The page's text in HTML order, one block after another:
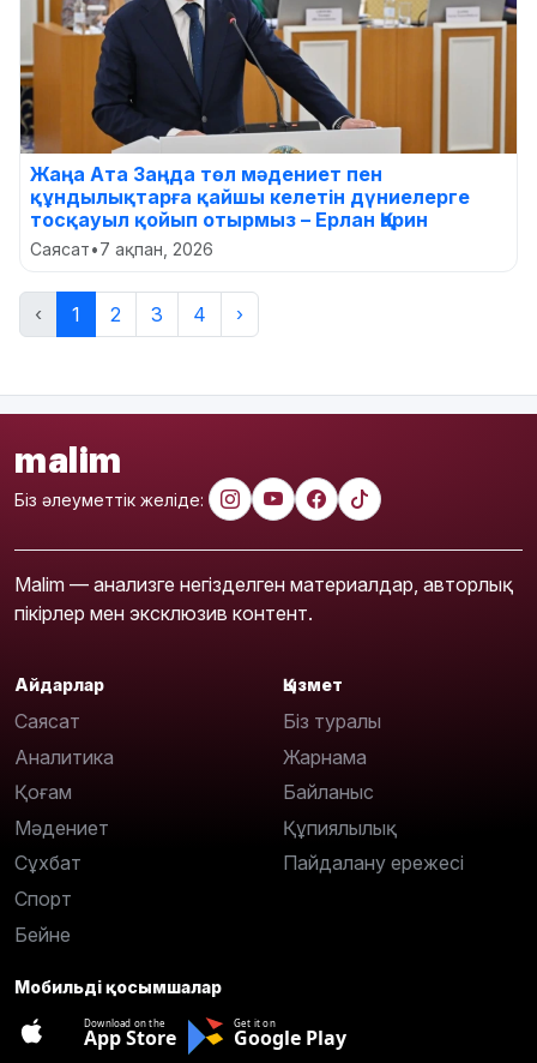
Жаңа Ата Заңда төл мәдениет пен
құндылықтарға қайшы келетін дүниелерге
тосқауыл қойып отырмыз – Ерлан Қарин
Саясат•7 ақпан, 2026
‹ 1 2 3 4 ›
malim
Біз әлеуметтік желіде:
Malim — анализге негізделген материалдар, авторлық
пікірлер мен эксклюзив контент.
Айдарлар
Саясат
Аналитика
Қоғам
Мәдениет
Сұхбат
Спорт
Бейне
Қызмет
Біз туралы
Жарнама
Байланыс
Құпиялылық
Пайдалану ережесі
Мобильді қосымшалар
Download on the
App Store
Get it on
Google Play